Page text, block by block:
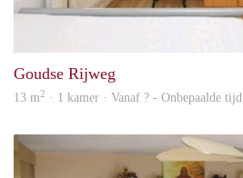
Goudse Rijweg
13 m2 · 1 kamer · Vanaf ? - Onbepaalde tijd